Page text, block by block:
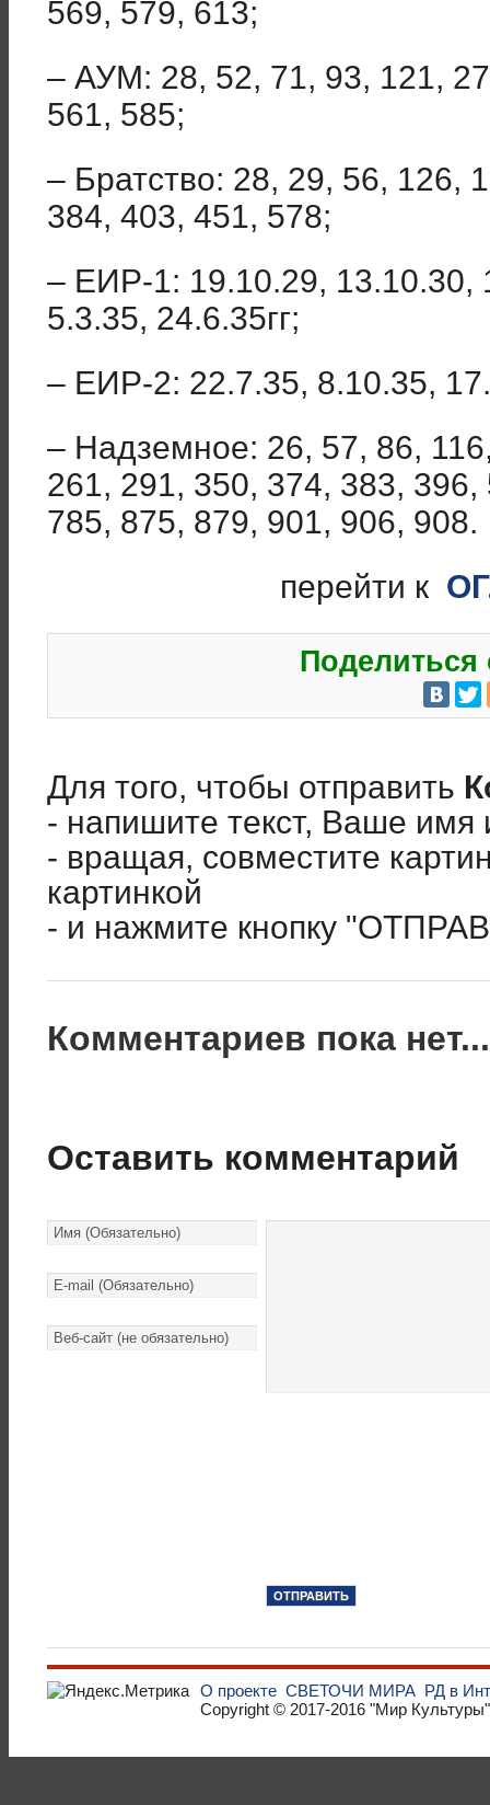
569, 579, 613;
– АУМ: 28, 52, 71, 93, 121,
561, 585;
– Братство: 28, 29, 56, 126,
384, 403, 451, 578;
– ЕИР-1: 19.10.29, 13.10.30,
5.3.35, 24.6.35гг;
– ЕИР-2: 22.7.35, 8.10.35,
– Надземное: 26, 57, 86,
261, 291, 350, 374, 383,
785, 875, 879, 901, 906, 908.
перейти к
Поделиться
Для того, чтобы отправить
- напишите текст, Ваше имя
- вращая, совместите
картинкой
- и нажмите кнопку
Комментариев пока
Оставить комментарий
О проекте СВЕТОЧИ МИРА РД в
Copyright © 2017-2016 "Мир Культуры"